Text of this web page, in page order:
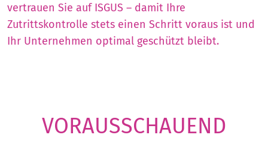
vertrauen Sie auf ISGUS – damit Ihre
Zutrittskontrolle stets einen Schritt voraus ist und
Ihr Unternehmen optimal geschützt bleibt.
VORAUSSCHAUEND